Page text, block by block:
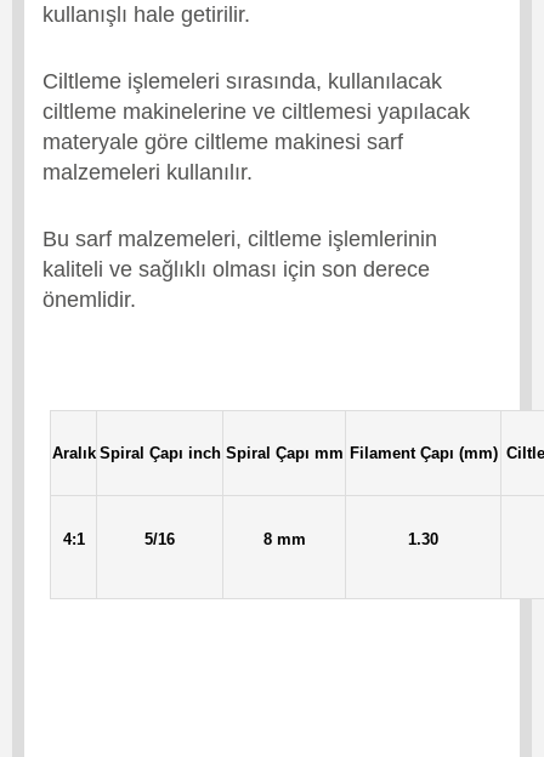
kullanışlı hale getirilir.
Ciltleme işlemeleri sırasında, kullanılacak
ciltleme makinelerine ve ciltlemesi yapılacak
materyale göre ciltleme makinesi sarf
malzemeleri kullanılır.
Bu sarf malzemeleri, ciltleme işlemlerinin
kaliteli ve sağlıklı olması için son derece
önemlidir.
Aralık Spiral Çapı inch Spiral Çapı mm Filament Çapı (mm)
4:1 5/16 8 mm 1.30